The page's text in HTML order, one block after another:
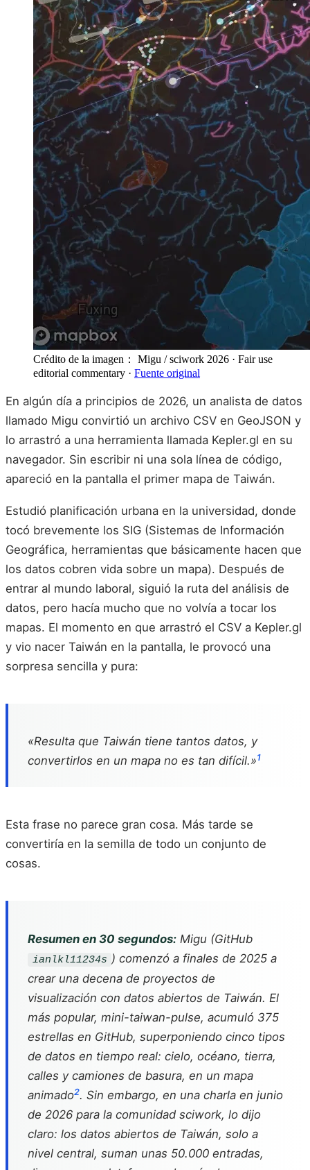
Crédito de la imagen： Migu / sciwork 2026 · Fair use
editorial commentary · Fuente original
En algún día a principios de 2026, un analista de datos
llamado Migu convirtió un archivo CSV en GeoJSON y
lo arrastró a una herramienta llamada Kepler.gl en su
navegador. Sin escribir ni una sola línea de código,
apareció en la pantalla el primer mapa de Taiwán.
Estudió planificación urbana en la universidad, donde
tocó brevemente los SIG (Sistemas de Información
Geográfica, herramientas que básicamente hacen que
los datos cobren vida sobre un mapa). Después de
entrar al mundo laboral, siguió la ruta del análisis de
datos, pero hacía mucho que no volvía a tocar los
mapas. El momento en que arrastró el CSV a Kepler.gl
y vio nacer Taiwán en la pantalla, le provocó una
sorpresa sencilla y pura:
«Resulta que Taiwán tiene tantos datos, y
convertirlos en un mapa no es tan difícil.»1
Esta frase no parece gran cosa. Más tarde se
convertiría en la semilla de todo un conjunto de
cosas.
Resumen en 30 segundos: Migu (GitHub
ianlkl11234s ) comenzó a finales de 2025 a
crear una decena de proyectos de
visualización con datos abiertos de Taiwán. El
más popular, mini-taiwan-pulse, acumuló 375
estrellas en GitHub, superponiendo cinco tipos
de datos en tiempo real: cielo, océano, tierra,
calles y camiones de basura, en un mapa
animado2. Sin embargo, en una charla en junio
de 2026 para la comunidad sciwork, lo dijo
claro: los datos abiertos de Taiwán, solo a
nivel central, suman unas 50.000 entradas,